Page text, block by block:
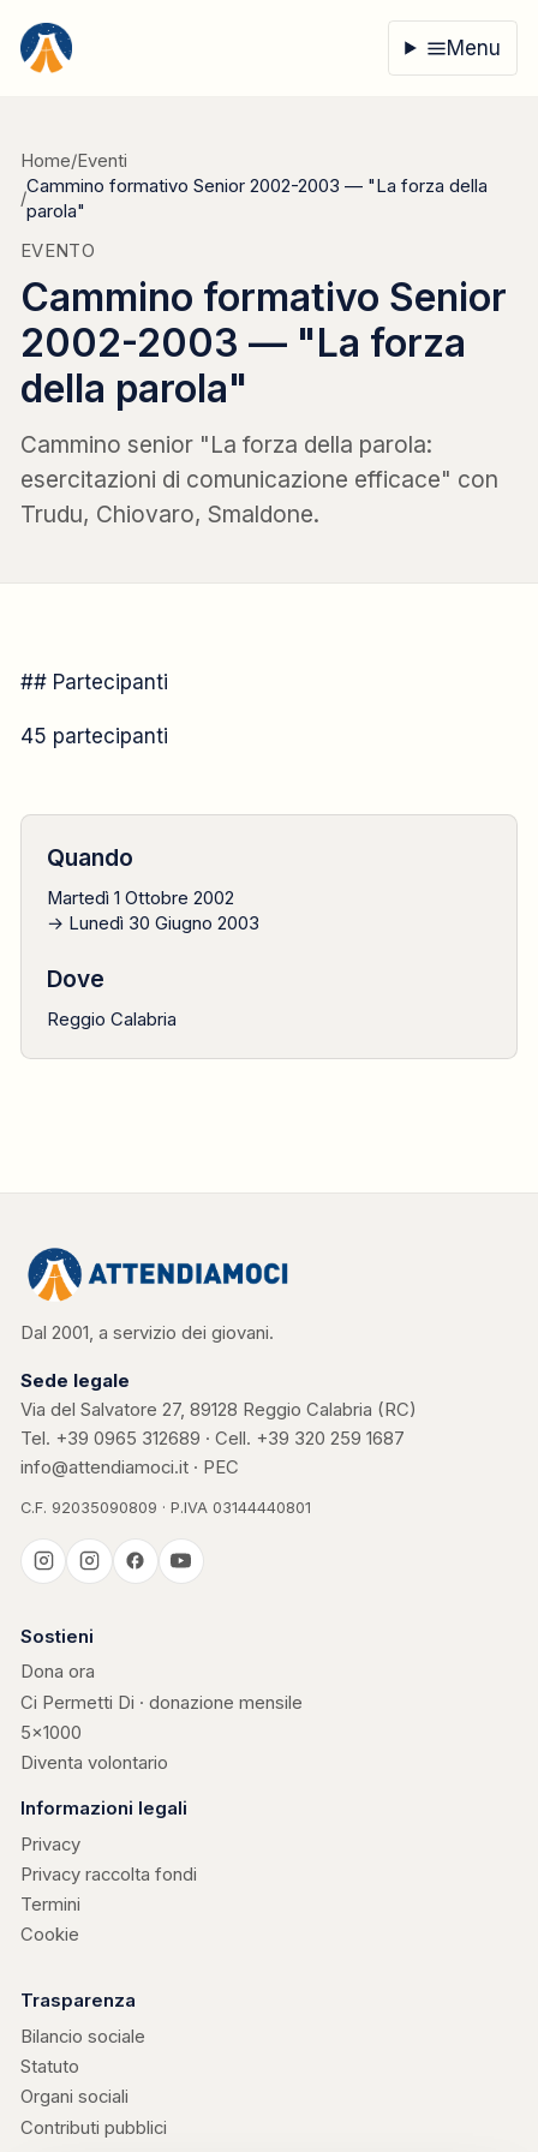
Menu
Home/Eventi
/
Cammino formativo Senior 2002-2003 — "La forza della
parola"
EVENTO
Cammino formativo Senior
2002-2003 — "La forza
della parola"
Cammino senior "La forza della parola:
esercitazioni di comunicazione efficace" con
Trudu, Chiovaro, Smaldone.
2002
1 ottobre → 30 giugno
## Partecipanti
45 partecipanti
Quando
Martedì 1 Ottobre 2002
→ Lunedì 30 Giugno 2003
Dove
Reggio Calabria
Dal 2001, a servizio dei giovani.
Sede legale
Via del Salvatore 27, 89128 Reggio Calabria (RC)
Tel. +39 0965 312689 · Cell. +39 320 259 1687
info@attendiamoci.it · PEC
C.F. 92035090809 · P.IVA 03144440801
Casa Kerigma
Sostieni
Dona ora
Ci Permetti Di · donazione mensile
5×1000
Diventa volontario
Informazioni legali
Privacy
Privacy raccolta fondi
Termini
Cookie
Trasparenza
Bilancio sociale
Statuto
Organi sociali
Contributi pubblici